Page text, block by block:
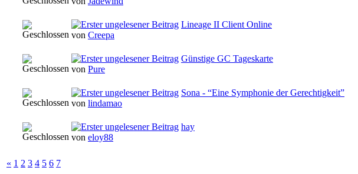
Lineage II Client Online
von Creepa
Günstige GC Tageskarte
von Pure
Sona - “Eine Symphonie der Gerechtigkeit”
von lindamao
hay
von eloy88
« 1 2 3 4 5 6 7